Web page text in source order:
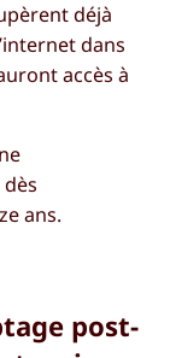
déjà
dans
accès à
ans.
post-